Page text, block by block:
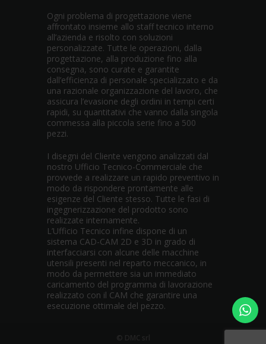
Ogni problema di progettazione viene
affrontato insieme allo staff tecnico interno
all’azienda e risolto con soluzioni
personalizzate. Tutte le operazioni, dalla
progettazione, alla produzione fino alla
consegna, sono curate e garantite
dall’efficienza di personale specializzato e da
una razionale organizzazione del lavoro, che
assicura l’evasione degli ordini in tempi certi
rapidi, su quantitativi che vanno dalla singola
commessa alla piccola serie fino a 500
pezzi.
I disegni del Cliente vengono analizzati dal
nostro Ufficio Tecnico-Commerciale che
provvede a realizzare un rapido preventivo in
modo da rispondere prontamente alle
esigenze del Cliente stesso. Tutte le fasi di
ingegnerizzazione del prodotto sono
realizzate internamente.
L’Ufficio Tecnico infine dispone di un
sistema CAD-CAM 2D e 3D in grado di
interfacciarsi con alcune delle macchine
utensili presenti nel reparto meccanico, in
modo da permettere sia un immediato
caricamento del programma di lavorazione
realizzato con il CAM che garantire una
esecuzione ottimale del pezzo.